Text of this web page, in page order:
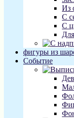
Из
С
С
фигуры из
Событие